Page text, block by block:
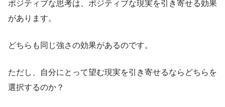
ポジティブな思考は、ポジティブな現実を引き寄せる効果
があります。
どちらも同じ強さの効果があるのです。
ただし、自分にとって望む現実を引き寄せるならどちらを
選択するのか？